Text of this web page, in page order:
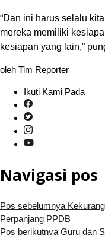
“Dan ini harus selalu
mereka memiliki
kesiapan yang lain,”
oleh Tim Reporter
Ikuti Kami Pada
Navigasi pos
Pos sebelumnya
Perpanjang PPDB
Pos berikutnya Guru dan